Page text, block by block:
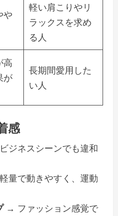
や
軽い肩こりやリ
ラックスを求め
る人
高
が
長期間愛用した
い人
感
ジネスシーンでも違和
量で動きやすく、運動
→ ファッション感覚で